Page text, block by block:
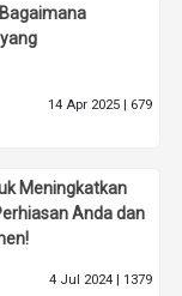
14 Apr 2025 | 679
Meningkatkan
Anda dan
4 Jul 2024 | 1379